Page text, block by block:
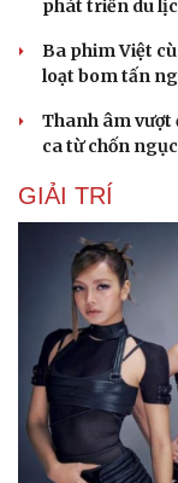
phát triển du
Ba phim Việt
loạt bom tấn
Thanh âm vượt
ca từ chốn
GIẢI TRÍ